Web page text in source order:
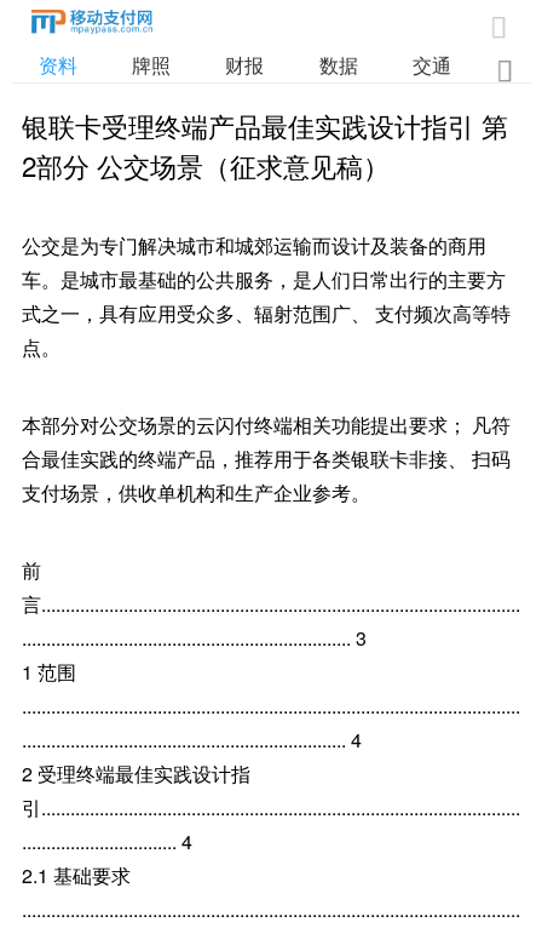

资料 牌照 财报 数据 交通 
银联卡受理终端产品最佳实践设计指引 第
2部分 公交场景（征求意见稿）
公交是为专门解决城市和城郊运输而设计及装备的商用
车。是城市最基础的公共服务，是人们日常出行的主要方
式之一，具有应用受众多、辐射范围广、 支付频次高等特
点。
本部分对公交场景的云闪付终端相关功能提出要求； 凡符
合最佳实践的终端产品，推荐用于各类银联卡非接、 扫码
支付场景，供收单机构和生产企业参考。
前
言...................................................................................................
.................................................................... 3
1 范围
.......................................................................................................
................................................................... 4
2 受理终端最佳实践设计指
引...................................................................................................
................................ 4
2.1 基础要求
.......................................................................................................